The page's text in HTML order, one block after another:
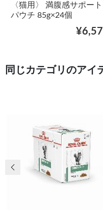
〈猫用〉 満腹感サポート
パウチ 85g×24個
同じカテゴリのアイ
前の画像